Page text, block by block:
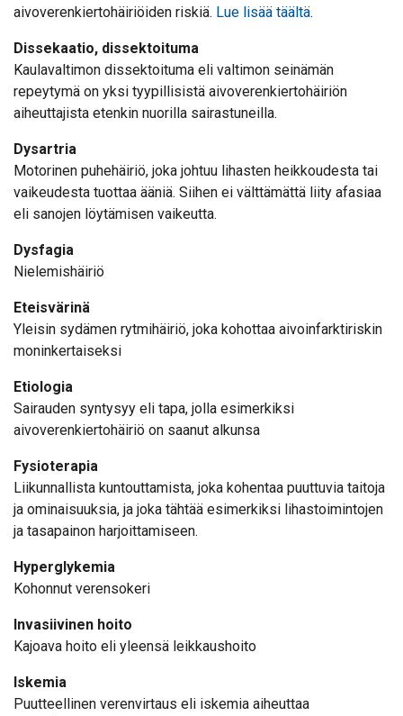
aivoverenkiertohäiriöiden riskiä. Lue lisää täältä.
Dissekaatio, dissektoituma
Kaulavaltimon dissektoituma eli valtimon seinämän
repeytymä on yksi tyypillisistä aivoverenkiertohäiriön
aiheuttajista etenkin nuorilla sairastuneilla.
Dysartria
Motorinen puhehäiriö, joka johtuu lihasten heikkoudesta tai
vaikeudesta tuottaa ääniä. Siihen ei välttämättä liity afasiaa
eli sanojen löytämisen vaikeutta.
Dysfagia
Nielemishäiriö
Eteisvärinä
Yleisin sydämen rytmihäiriö, joka kohottaa aivoinfarktiriskin
moninkertaiseksi
Etiologia
Sairauden syntysyy eli tapa, jolla esimerkiksi
aivoverenkiertohäiriö on saanut alkunsa
Fysioterapia
Liikunnallista kuntouttamista, joka kohentaa puuttuvia taitoja
ja ominaisuuksia, ja joka tähtää esimerkiksi lihastoimintojen
ja tasapainon harjoittamiseen.
Hyperglykemia
Kohonnut verensokeri
Invasiivinen hoito
Kajoava hoito eli yleensä leikkaushoito
Iskemia
Puutteellinen verenvirtaus eli iskemia aiheuttaa